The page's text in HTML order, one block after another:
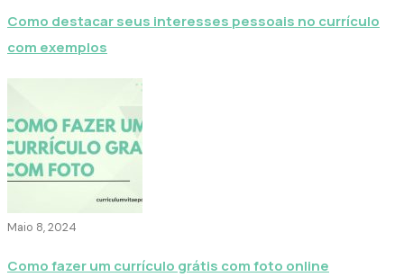
Como destacar seus interesses pessoais no currículo
com exemplos
Maio 8, 2024
Como fazer um currículo grátis com foto online